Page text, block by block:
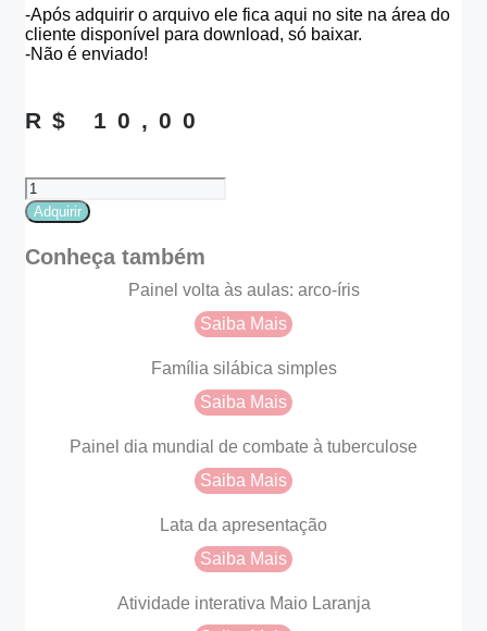
-Após adquirir o arquivo ele fica aqui no site na área do
cliente disponível para download, só baixar.
-Não é enviado!
R$ 10,00
Kit
dia
das
crianças
divertidamente
Adquirir
Conheça também
Painel volta às aulas: arco-íris
Saiba Mais
Família silábica simples
Saiba Mais
Painel dia mundial de combate à tuberculose
Saiba Mais
Lata da apresentação
Saiba Mais
Atividade interativa Maio Laranja